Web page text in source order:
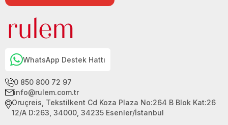
WhatsApp Destek Hattı
0 850 800 72 97
info@rulem.com.tr
Oruçreis, Tekstilkent Cd Koza Plaza No:264 B Blok Kat:26
12/A D:263, 34000, 34235 Esenler/İstanbul